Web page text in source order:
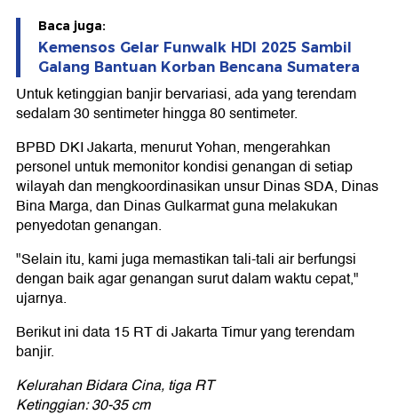
Baca juga:
Kemensos Gelar Funwalk HDI 2025 Sambil
Galang Bantuan Korban Bencana Sumatera
Untuk ketinggian banjir bervariasi, ada yang terendam
sedalam 30 sentimeter hingga 80 sentimeter.
BPBD DKI Jakarta, menurut Yohan, mengerahkan
personel untuk memonitor kondisi genangan di setiap
wilayah dan mengkoordinasikan unsur Dinas SDA, Dinas
Bina Marga, dan Dinas Gulkarmat guna melakukan
penyedotan genangan.
"Selain itu, kami juga memastikan tali-tali air berfungsi
dengan baik agar genangan surut dalam waktu cepat,"
ujarnya.
Berikut ini data 15 RT di Jakarta Timur yang terendam
banjir.
Kelurahan Bidara Cina, tiga RT
Ketinggian: 30-35 cm